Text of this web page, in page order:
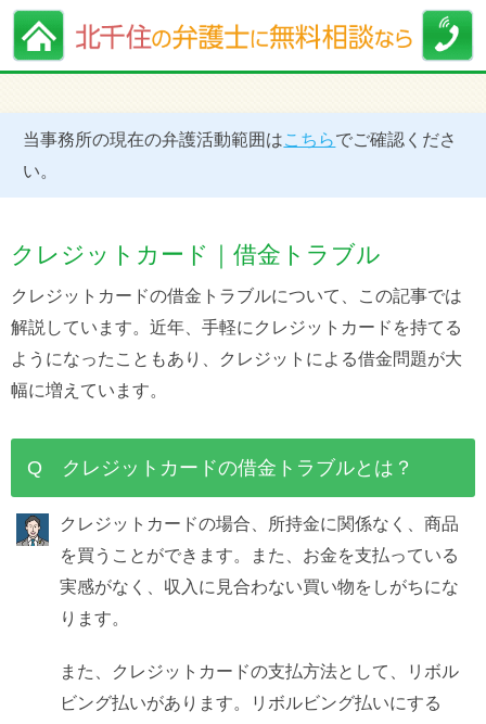
当事務所の現在の弁護活動範囲はこちらでご確認くださ
い。
クレジットカード｜借金トラブル
クレジットカードの借金トラブルについて、この記事では
解説しています。近年、手軽にクレジットカードを持てる
ようになったこともあり、クレジットによる借金問題が大
幅に増えています。
Q クレジットカードの借金トラブルとは？
クレジットカードの場合、所持金に関係なく、商品
を買うことができます。また、お金を支払っている
実感がなく、収入に見合わない買い物をしがちにな
ります。
また、クレジットカードの支払方法として、リボル
ビング払いがあります。リボルビング払いにする